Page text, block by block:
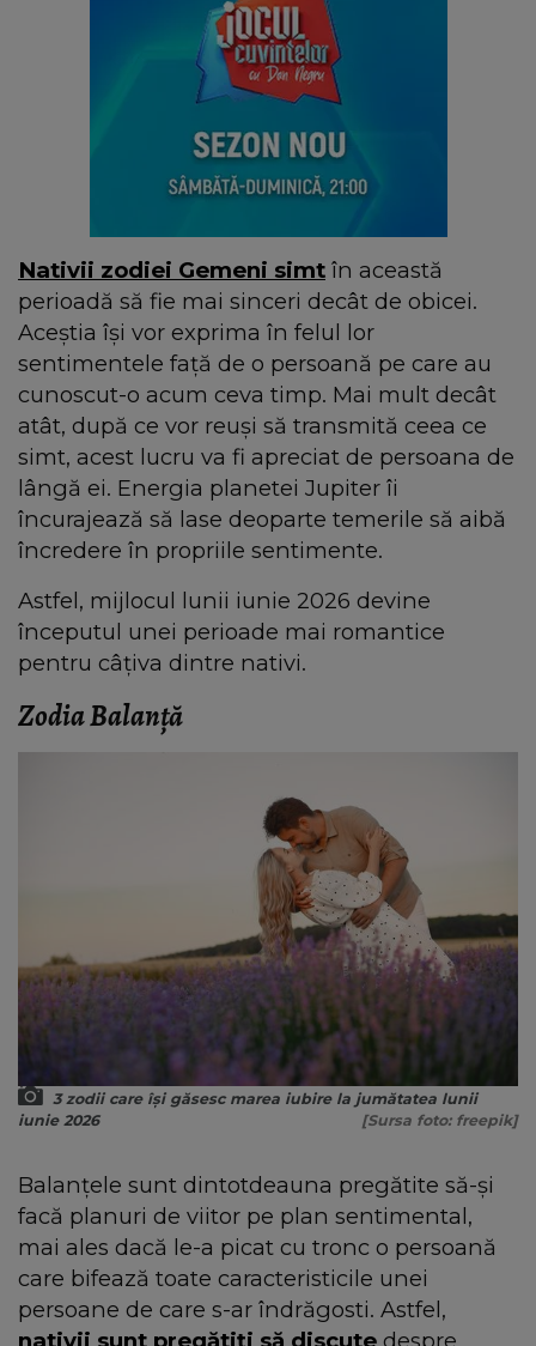
Nativii zodiei Gemeni simt în această
perioadă să fie mai sinceri decât de obicei.
Aceștia își vor exprima în felul lor
sentimentele față de o persoană pe care au
cunoscut-o acum ceva timp. Mai mult decât
atât, după ce vor reuși să transmită ceea ce
simt, acest lucru va fi apreciat de persoana de
lângă ei. Energia planetei Jupiter îi
încurajează să lase deoparte temerile să aibă
încredere în propriile sentimente.
Astfel, mijlocul lunii iunie 2026 devine
începutul unei perioade mai romantice
pentru câțiva dintre nativi.
Zodia Balanță
3 zodii care își găsesc marea iubire la jumătatea lunii
iunie 2026
[Sursa foto: freepik]
Balanțele sunt dintotdeauna pregătite să-și
facă planuri de viitor pe plan sentimental,
mai ales dacă le-a picat cu tronc o persoană
care bifează toate caracteristicile unei
persoane de care s-ar îndrăgosti. Astfel,
nativii sunt pregătiți să discute despre